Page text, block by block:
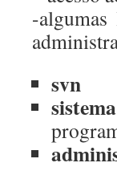
-
svn